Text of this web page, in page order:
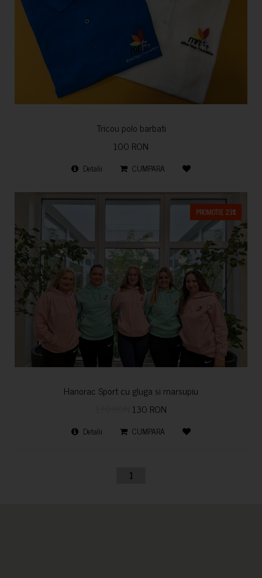
Tricou polo barbati
100 RON
Detalii CUMPARA
PROMOTIE 23%
Hanorac Sport cu gluga si marsupiu
130 RON
Detalii CUMPARA
1